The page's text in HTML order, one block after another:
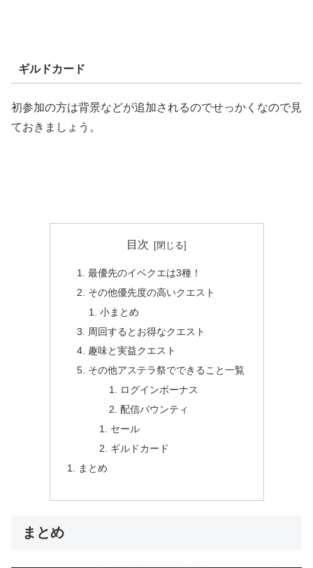
ギルドカード
初参加の方は背景などが追加されるのでせっかくなので見
ておきましょう。
目次
最優先のイベクエは3種！
その他優先度の高いクエスト
小まとめ
周回するとお得なクエスト
趣味と実益クエスト
その他アステラ祭でできること一覧
ログインボーナス
配信バウンティ
セール
ギルドカード
まとめ
まとめ